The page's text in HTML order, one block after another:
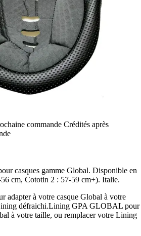
commande Crédités après
casques gamme Global. Disponible en
cm, Cototin 2 : 57-59 cm+). Italie.
à votre casque Global à votre
défraichi.Lining GPA GLOBAL pour
à votre taille, ou remplacer votre Lining